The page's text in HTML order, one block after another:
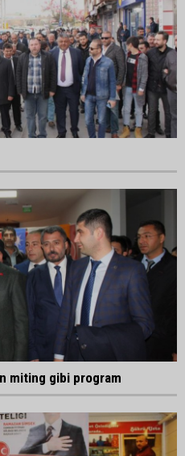
miting gibi program